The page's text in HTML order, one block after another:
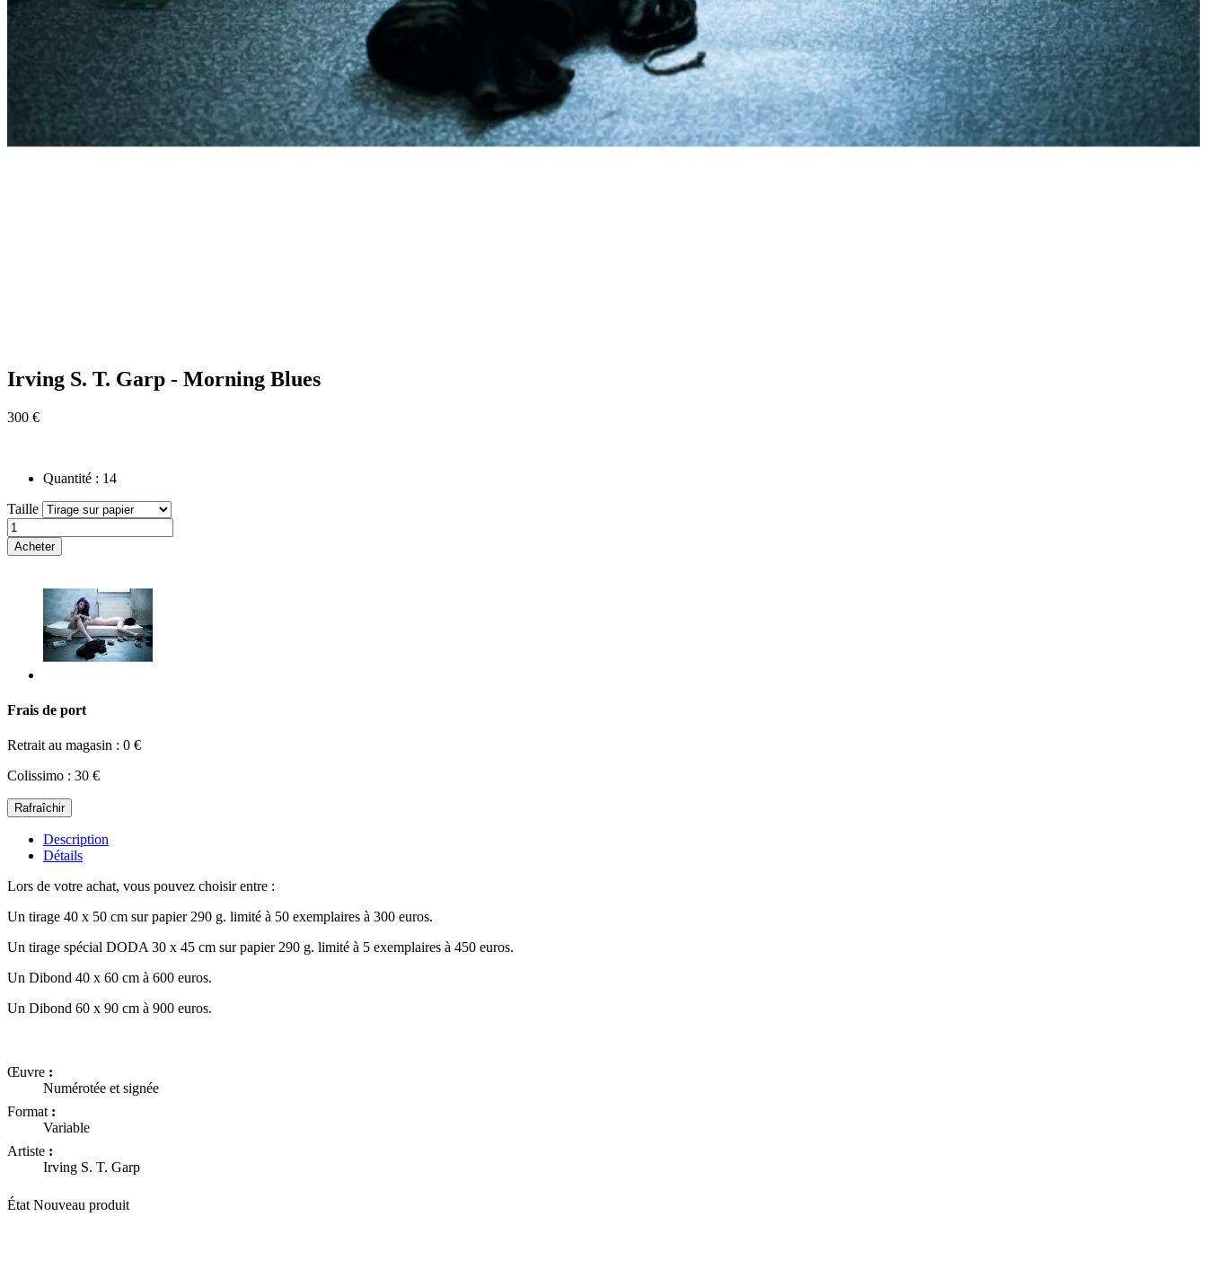
Irving S. T. Garp - Morning Blues
300 €
Quantité : 14
Taille
Acheter
Frais de port
Retrait au magasin : 0 €
Colissimo : 30 €
Description
Détails
Lors de votre achat, vous pouvez choisir entre :
Un tirage 40 x 50 cm sur papier 290 g. limité à 50 exemplaires à 300 euros.
Un tirage spécial DODA 30 x 45 cm sur papier 290 g. limité à 5 exemplaires à 450 euros.
Un Dibond 40 x 60 cm à 600 euros.
Un Dibond 60 x 90 cm à 900 euros.
Œuvre :
Numérotée et signée
Format :
Variable
Artiste :
Irving S. T. Garp
État Nouveau produit